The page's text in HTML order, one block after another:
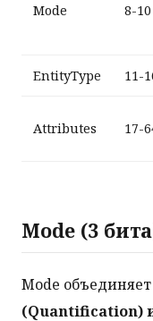
Mode 8-10
EntityType 11-
Attributes 17-
Mode (3
Mode объединяет
(Quantification)